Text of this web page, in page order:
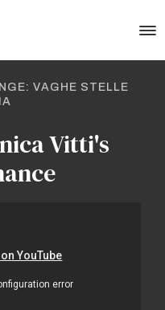
VAGHE STELLE
Vitti's